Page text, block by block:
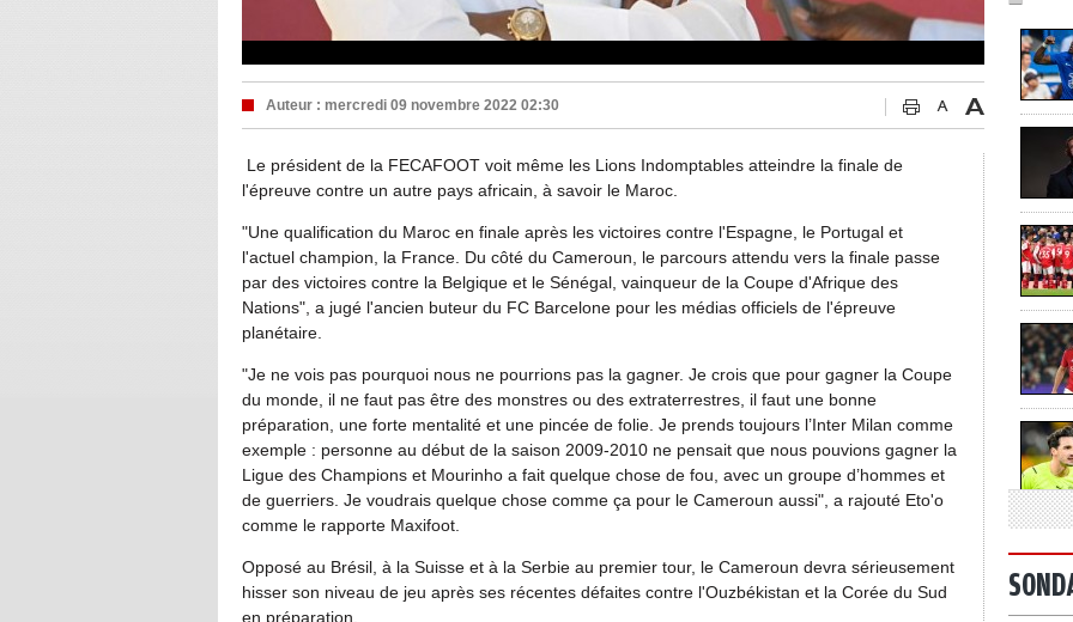
Auteur : mercredi 09 novembre 2022 02:30
Le président de la FECAFOOT voit même les Lions Indomptables atteindre la finale de
l'épreuve contre un autre pays africain, à savoir le Maroc.
"Une qualification du Maroc en finale après les victoires contre l'Espagne, le Portugal et
l'actuel champion, la France. Du côté du Cameroun, le parcours attendu vers la finale passe
par des victoires contre la Belgique et le Sénégal, vainqueur de la Coupe d'Afrique des
Nations", a jugé l'ancien buteur du FC Barcelone pour les médias officiels de l'épreuve
planétaire.
"Je ne vois pas pourquoi nous ne pourrions pas la gagner. Je crois que pour gagner la Coupe
du monde, il ne faut pas être des monstres ou des extraterrestres, il faut une bonne
préparation, une forte mentalité et une pincée de folie. Je prends toujours l’Inter Milan comme
exemple : personne au début de la saison 2009-2010 ne pensait que nous pouvions gagner la
Ligue des Champions et Mourinho a fait quelque chose de fou, avec un groupe d’hommes et
de guerriers. Je voudrais quelque chose comme ça pour le Cameroun aussi", a rajouté Eto'o
comme le rapporte Maxifoot.
Opposé au Brésil, à la Suisse et à la Serbie au premier tour, le Cameroun devra sérieusement
hisser son niveau de jeu après ses récentes défaites contre l'Ouzbékistan et la Corée du Sud
en préparation.